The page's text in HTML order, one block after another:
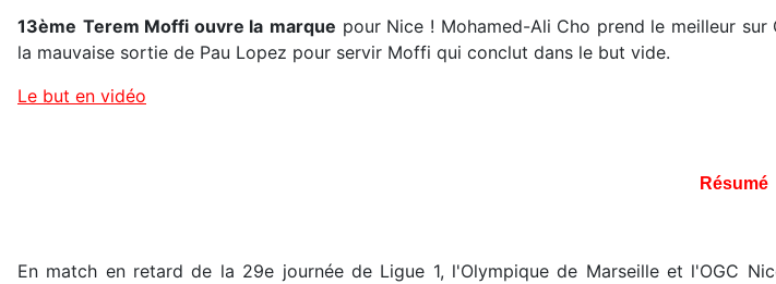
13ème Terem Moffi ouvre la marque pour Nice ! Mohamed-Ali Cho prend le meilleur
la mauvaise sortie de Pau Lopez pour servir Moffi qui conclut dans le but vide.
Le but en vidéo
Résumé
En match en retard de la 29e journée de Ligue 1, l'Olympique de Marseille et l'OGC